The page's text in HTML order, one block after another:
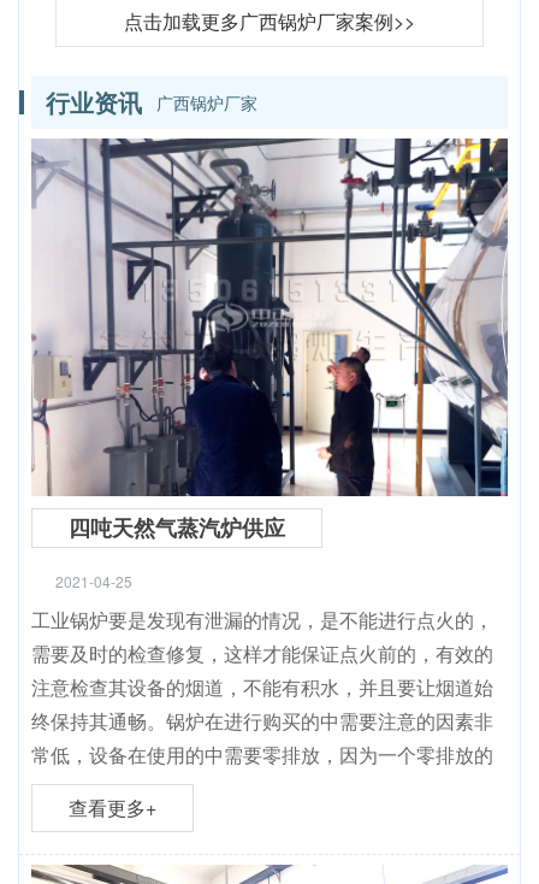
点击加载更多广西锅炉厂家案例>>
行业资讯 广西锅炉厂家
四吨天然气蒸汽炉供应
2021-04-25
工业锅炉要是发现有泄漏的情况，是不能进行点火的，
需要及时的检查修复，这样才能保证点火前的，有效的
注意检查其设备的烟道，不能有积水，并且要让烟道始
终保持其通畅。锅炉在进行购买的中需要注意的因素非
常低，设备在使用的中需要零排放，因为一个零排放的
查看更多+